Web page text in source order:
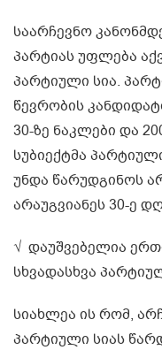
საარჩევნო
პარტიას უფლება
პარტიული სია.
წევრობის
30-ზე ნაკლები და
სუბიექტმა
უნდა წარუდგინოს
არაუგვიანეს 30-ე
√ დაუშვებელია
სხვადასხვა
სიახლეა ის რომ,
პარტიული სიას